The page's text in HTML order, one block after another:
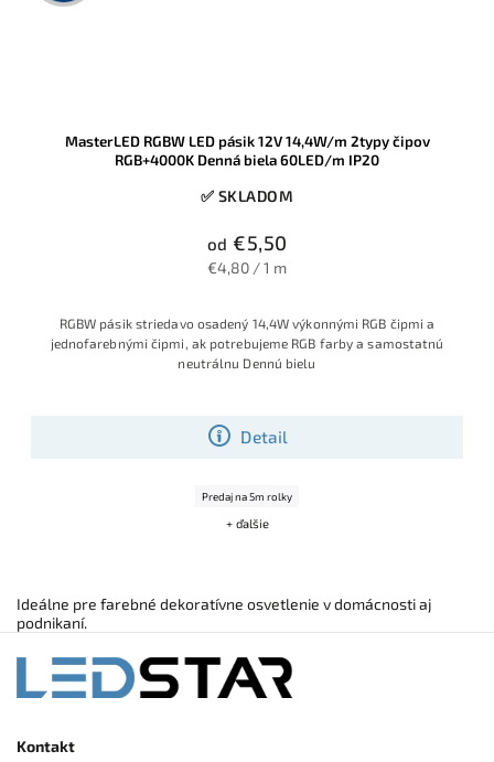
MasterLED RGBW LED pásik 12V 14,4W/m 2typy čipov
RGB+4000K Denná biela 60LED/m IP20
✅ SKLADOM
od €5,50
€4,80 / 1 m
Detail
RGBW pásik striedavo osadený 14,4W výkonnými RGB čipmi a
jednofarebnými čipmi, ak potrebujeme RGB farby a samostatnú
neutrálnu Dennú bielu
Predaj na 5m rolky
+ ďalšie
Ideálne pre farebné dekoratívne osvetlenie v domácnosti aj
podnikaní.
Kontakt